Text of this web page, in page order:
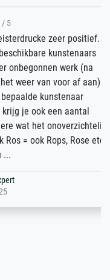
positief.
werk (na
voor af aan).
aantal
Rose etc).